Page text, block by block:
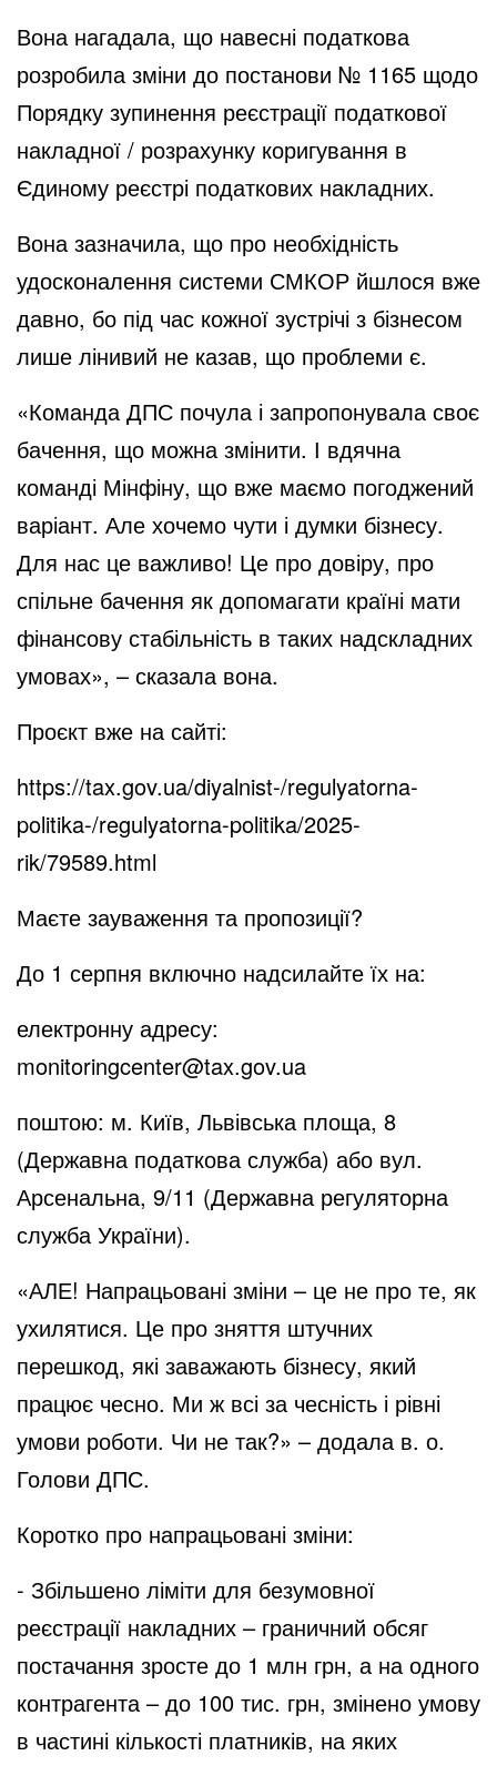
Вона нагадала, що навесні податкова
розробила зміни до постанови № 1165 щодо
Порядку зупинення реєстрації податкової
накладної / розрахунку коригування в
Єдиному реєстрі податкових накладних.
Вона зазначила, що про необхідність
удосконалення системи СМКОР йшлося вже
давно, бо під час кожної зустрічі з бізнесом
лише лінивий не казав, що проблеми є.
«Команда ДПС почула і запропонувала своє
бачення, що можна змінити. І вдячна
команді Мінфіну, що вже маємо погоджений
варіант. Але хочемо чути і думки бізнесу.
Для нас це важливо! Це про довіру, про
спільне бачення як допомагати країні мати
фінансову стабільність в таких надскладних
умовах», – сказала вона.
Проєкт вже на сайті:
https://tax.gov.ua/diyalnist-/regulyatorna-
politika-/regulyatorna-politika/2025-
rik/79589.html
Маєте зауваження та пропозиції?
До 1 серпня включно надсилайте їх на:
електронну адресу:
monitoringcenter@tax.gov.ua
поштою: м. Київ, Львівська площа, 8
(Державна податкова служба) або вул.
Арсенальна, 9/11 (Державна регуляторна
служба України).
«АЛЕ! Напрацьовані зміни – це не про те, як
ухилятися. Це про зняття штучних
перешкод, які заважають бізнесу, який
працює чесно. Ми ж всі за чесність і рівні
умови роботи. Чи не так?» – додала в. о.
Голови ДПС.
Коротко про напрацьовані зміни:
- Збільшено ліміти для безумовної
реєстрації накладних – граничний обсяг
постачання зросте до 1 млн грн, а на одного
контрагента – до 100 тис. грн, змінено умову
в частині кількості платників, на яких